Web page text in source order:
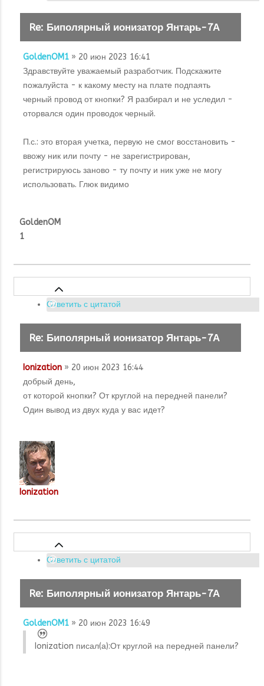
Re: Биполярный ионизатор Янтарь-7А
GoldenOM1 » 20 июн 2023 16:41
Здравствуйте уважаемый разработчик. Подскажите
пожалуйста - к какому месту на плате подпаять
черный провод от кнопки? Я разбирал и не уследил -
оторвался один проводок черный.
П.с.: это вторая учетка, первую не смог восстановить -
ввожу ник или почту - не зарегистрирован,
регистрируюсь заново - ту почту и ник уже не могу
использовать. Глюк видимо
GoldenOM
1
Ответить с цитатой
Re: Биполярный ионизатор Янтарь-7А
Ionization » 20 июн 2023 16:44
добрый день,
от которой кнопки? От круглой на передней панели?
Один вывод из двух куда у вас идет?
Ionization
Ответить с цитатой
Re: Биполярный ионизатор Янтарь-7А
GoldenOM1 » 20 июн 2023 16:49
Ionization писал(а):От круглой на передней панели?